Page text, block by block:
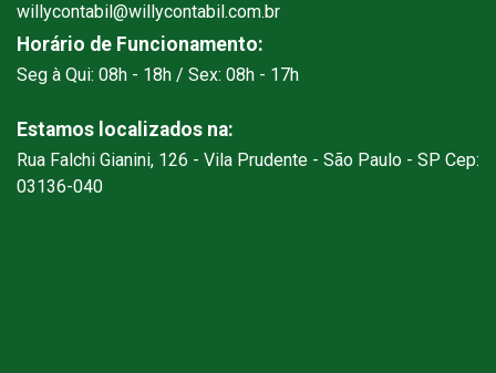
willycontabil@willycontabil.com.br
Horário de Funcionamento:
Seg à Qui: 08h - 18h / Sex: 08h - 17h
Estamos localizados na:
Rua Falchi Gianini, 126 - Vila Prudente - São Paulo - SP Cep:
03136-040